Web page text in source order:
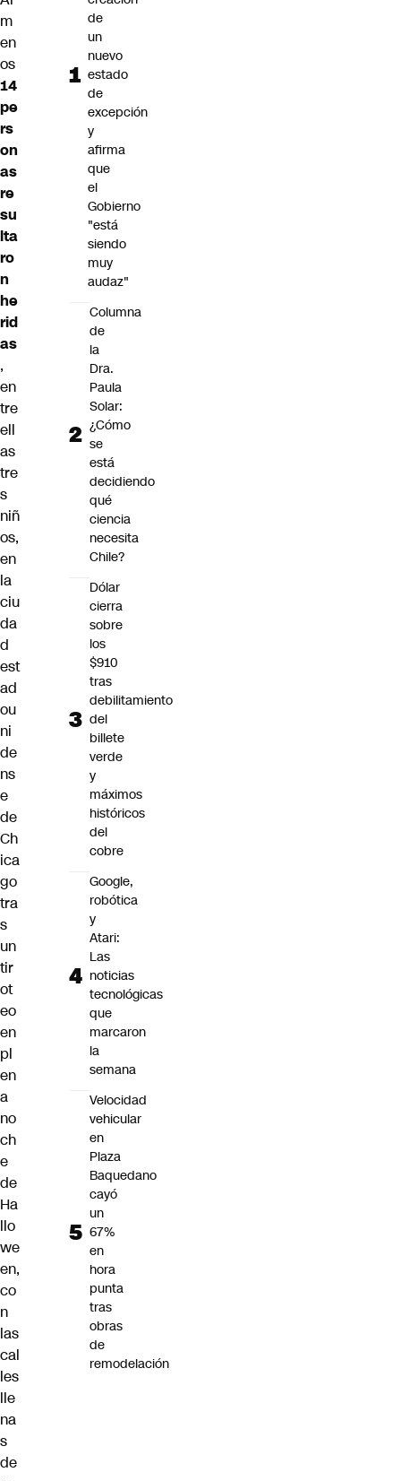
m
en
os
14
pe
rs
on
as
re
su
lta
ro
n
he
rid
as
,
en
tre
ell
as
tre
s
niñ
os,
en
la
ciu
da
d
est
ad
ou
ni
de
ns
e
de
Ch
ica
go
tra
s
un
tir
ot
eo
en
pl
en
a
no
ch
e
de
Ha
llo
we
en,
co
n
las
cal
les
lle
na
s
de
de
un
nuevo
estado
de
excepción
y
afirma
que
el
Gobierno
"está
siendo
muy
audaz"
Columna
de
la
Dra.
Paula
Solar:
¿Cómo
se
está
decidiendo
qué
ciencia
necesita
Chile?
Dólar
cierra
sobre
los
$910
tras
debilitamiento
del
billete
verde
y
máximos
históricos
del
cobre
Google,
robótica
y
Atari:
Las
noticias
tecnológicas
que
marcaron
la
semana
Velocidad
vehicular
en
Plaza
Baquedano
cayó
un
67%
en
hora
punta
tras
obras
de
remodelación